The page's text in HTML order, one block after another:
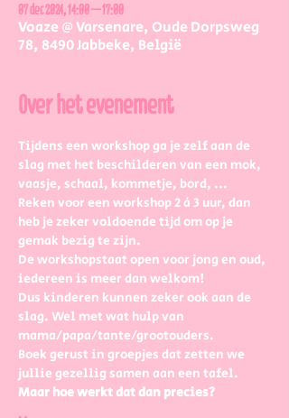
07 dec 2024, 14:00 – 17:00
Voaze @ Varsenare, Oude Dorpsweg
78, 8490 Jabbeke, België
Over het evenement
Tijdens een workshop ga je zelf aan de
slag met het beschilderen van een mok,
vaasje, schaal, kommetje, bord, ...
Reken voor een workshop 2 à 3 uur, dan
heb je zeker voldoende tijd om op je
gemak bezig te zijn.
De workshopstaat open voor jong en oud,
iedereen is meer dan welkom!
Dus kinderen kunnen zeker ook aan de
slag. Wel met wat hulp van
mama/papa/tante/grootouders.
Boek gerust in groepjes dat zetten we
jullie gezellig samen aan een tafel.
Maar hoe werkt dat dan precies?